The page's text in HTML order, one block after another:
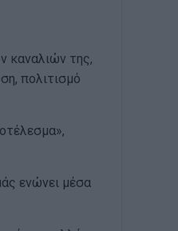
καναλιών της,
πολιτισμό
ενώνει μέσα